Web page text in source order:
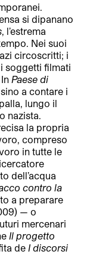
si dipanano
, l’estrema
Nei suoi
circoscritti; i
soggetti filmati
Paese di
a contare i
lungo il
nazista.
la propria
compreso
in tutte le
dell’acqua
contro la
a preparare
— o
mercenari
Il progetto
de I discorsi